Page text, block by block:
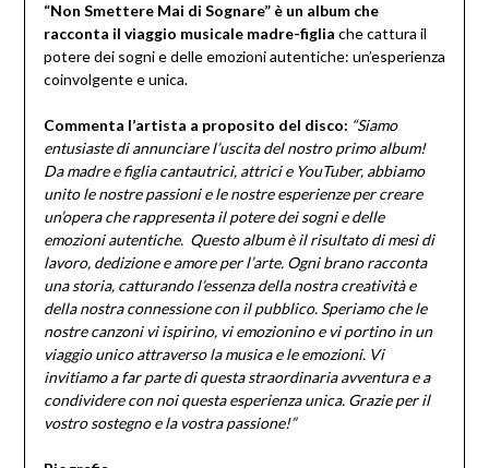
“Non Smettere Mai di Sognare” è un album che
racconta il viaggio musicale madre-figlia che cattura il
potere dei sogni e delle emozioni autentiche: un’esperienza
coinvolgente e unica.
Commenta l’artista a proposito del disco: “Siamo
entusiaste di annunciare l’uscita del nostro primo album!
Da madre e figlia cantautrici, attrici e YouTuber, abbiamo
unito le nostre passioni e le nostre esperienze per creare
un’opera che rappresenta il potere dei sogni e delle
emozioni autentiche. Questo album è il risultato di mesi di
lavoro, dedizione e amore per l’arte. Ogni brano racconta
una storia, catturando l’essenza della nostra creatività e
della nostra connessione con il pubblico. Speriamo che le
nostre canzoni vi ispirino, vi emozionino e vi portino in un
viaggio unico attraverso la musica e le emozioni. Vi
invitiamo a far parte di questa straordinaria avventura e a
condividere con noi questa esperienza unica. Grazie per il
vostro sostegno e la vostra passione!”